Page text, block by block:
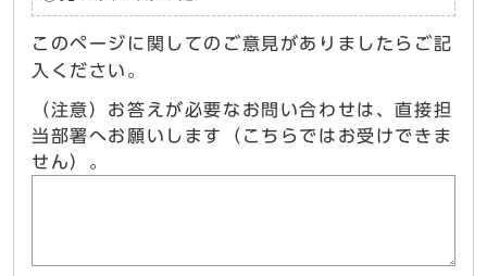
このページに関してのご意見がありましたらご記
入ください。
（注意）お答えが必要なお問い合わせは、直接担
当部署へお願いします（こちらではお受けできま
せん）。